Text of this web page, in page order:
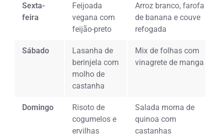
Sexta-
feira
Feijoada
vegana com
feijão-preto
Arroz branco, farofa
de banana e couve
refogada
Sábado
Lasanha de
berinjela com
molho de
castanha
Mix de folhas com
vinagrete de manga
Domingo
Risoto de
cogumelos e
ervilhas
Salada morna de
quinoa com
castanhas